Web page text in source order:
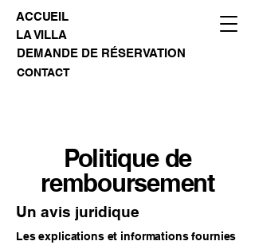
ACCUEIL
LA VILLA
DEMANDE DE RÉSERVATION
CONTACT
Politique de
remboursement
Un avis juridique
Les explications et informations fournies